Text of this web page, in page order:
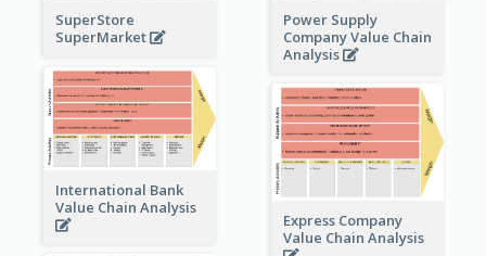
SuperStore
SuperMarket
Power Supply
Company Value Chain
Analysis
International Bank
Value Chain Analysis
Express Company
Value Chain Analysis